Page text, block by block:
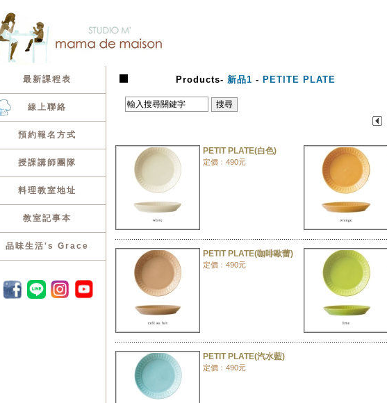
最新課程表
線上聯絡
預約報名方式
授課講師團隊
料理教室地址
教室記事本
品味生活's Grace
Products- 新品1 - PETITE PLATE
PETIT PLATE(白色)
定價﹕490元
PETIT PLATE(咖啡歐蕾)
定價﹕490元
PETIT PLATE(汽水藍)
定價﹕490元